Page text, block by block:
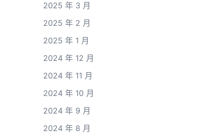
2025 年 3 月
2025 年 2 月
2025 年 1 月
2024 年 12 月
2024 年 11 月
2024 年 10 月
2024 年 9 月
2024 年 8 月